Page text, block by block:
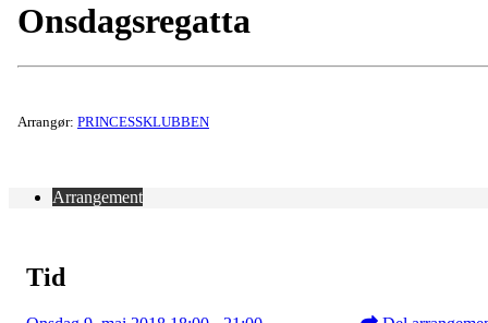
Onsdagsregatta
Arrangør: PRINCESSKLUBBEN
Arrangement
Tid